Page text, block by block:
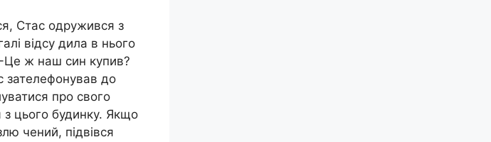
Стас одружився з
відсу дила в нього
Це ж наш син купив?
до
про свого
цього будинку. Якщо
чений, підвівся